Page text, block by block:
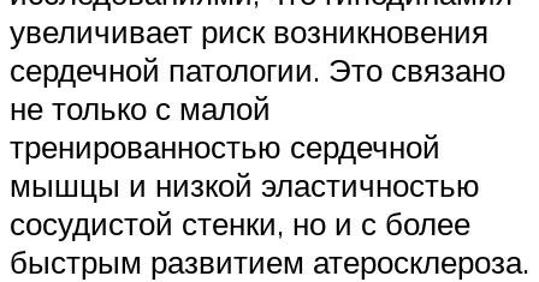
увеличивает риск возникновения
сердечной патологии. Это связано
не только с малой
тренированностью сердечной
мышцы и низкой эластичностью
сосудистой стенки, но и с более
быстрым развитием атеросклероза.